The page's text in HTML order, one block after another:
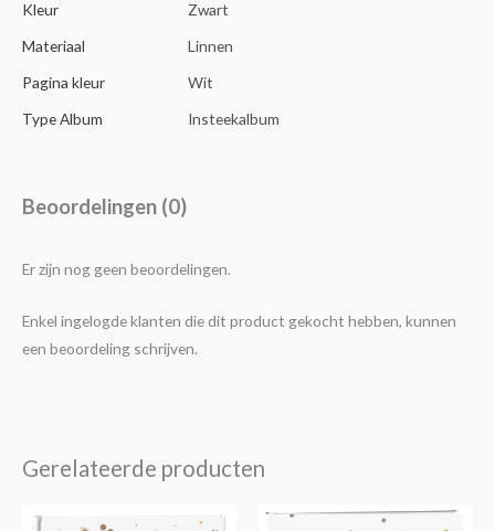
Kleur
Zwart
Materiaal
Linnen
Pagina kleur
Wit
Type Album
Insteekalbum
Beoordelingen (0)
Er zijn nog geen beoordelingen.
Enkel ingelogde klanten die dit product gekocht hebben, kunnen
een beoordeling schrijven.
Gerelateerde producten